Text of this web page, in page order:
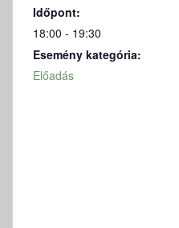
Időpont:
18:00 - 19:30
Esemény kategória:
Előadás